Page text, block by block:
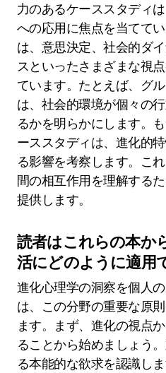
力のあるケーススタディ
への応用に焦点を当てて
は、意思決定、社会的ダ
スといったさまざまな視
ています。たとえば、グ
は、社会的環境が個々の
るかを明らかにします。
ーススタディは、進化的
る影響を考察します。こ
間の相互作用を理解する
提供します。
読者はこれらの本か
活にどのように適用
進化心理学の洞察を個人
は、この分野の重要な原
ます。まず、進化の視点
ることから始めましょう
る本能的な欲求を認識し